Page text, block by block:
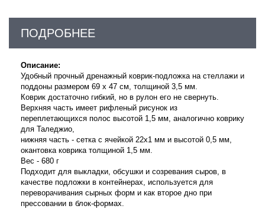
ПОДРОБНЕЕ
Описание:
Удобный прочный дренажный коврик-подложка на стеллажи и
поддоны размером 69 х 47 см, толщиной 3,5 мм.
Коврик достаточно гибкий, но в рулон его не свернуть.
Верхняя часть имеет рифленый рисунок из
переплетающихся полос высотой 1,5 мм, аналогично коврику
для Таледжио,
нижняя часть - сетка с ячейкой 22х1 мм и высотой 0,5 мм,
окантовка коврика толщиной 1,5 мм.
Вес - 680 г
Подходит для выкладки, обсушки и созревания сыров, в
качестве подложки в контейнерах, используется для
переворачивания сырных форм и как второе дно при
прессовании в блок-формах.